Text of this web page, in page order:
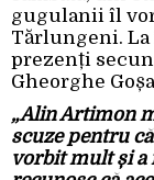
gugulanii îl
Tărlungeni.
prezenți
Gheorghe
„Alin Artimon
scuze pentru
vorbit mult și a